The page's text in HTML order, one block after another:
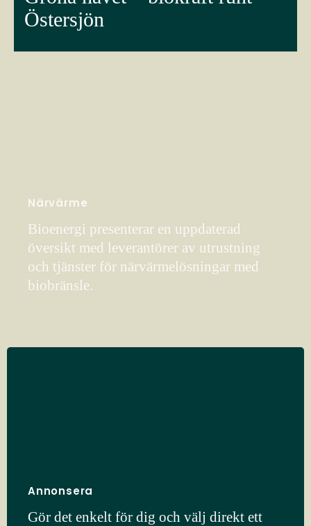
Östersjön
Närvärme
Bioenergi presenterar en uppdaterad
översikt med leverantörer av utrustning
och tjänster för närvärmelösningar med
biobränsle.
Annonsera
Gör det enkelt för dig och välj direkt ett